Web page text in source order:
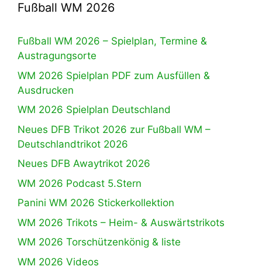
Fußball WM 2026
Fußball WM 2026 – Spielplan, Termine &
Austragungsorte
WM 2026 Spielplan PDF zum Ausfüllen &
Ausdrucken
WM 2026 Spielplan Deutschland
Neues DFB Trikot 2026 zur Fußball WM –
Deutschlandtrikot 2026
Neues DFB Awaytrikot 2026
WM 2026 Podcast 5.Stern
Panini WM 2026 Stickerkollektion
WM 2026 Trikots – Heim- & Auswärtstrikots
WM 2026 Torschützenkönig & liste
WM 2026 Videos